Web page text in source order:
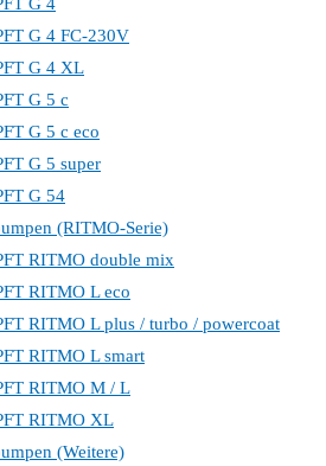
G 4 FC-230V
G 4 XL
G 5 c
G 5 c eco
G 5 super
G 54
(RITMO-Serie)
RITMO double mix
RITMO L eco
RITMO L plus / turbo / powercoat
RITMO L smart
RITMO M / L
RITMO XL
(Weitere)